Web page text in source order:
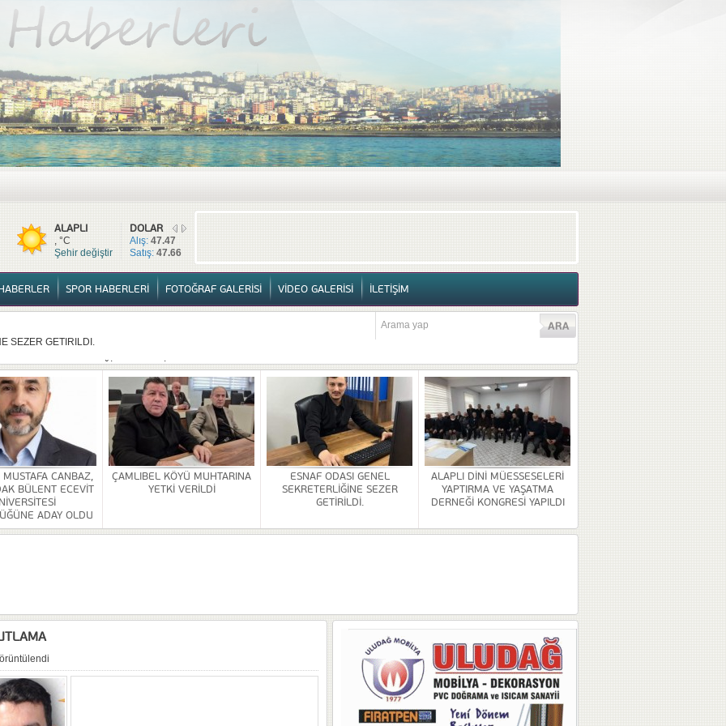
TÜM HABERLER YURTTAN HABERLER SPOR HABERLERİ FOTOĞRAF GALERİSİ VİDEO GALERİSİ İLETİŞİM
DOLAR
Alış:47.47
Satış:47.66
ALAPLI
, °C
Şehir değiştir
SPOR HABERLERİ FOTOĞRAF GALERİSİ VİDEO GALERİSİ İLETİŞİM
SONA ERDİ
KALDIRILDI
DÜZENLENDİ
BİNASİ YAPILACAK
MUSTAFA CANBAZ,
BÜLENT ECEVİT
ADAY OLDU
ÇAMLIBEL KÖYÜ MUHTARINA
YETKİ VERİLDİ
ESNAF ODASI GENEL
SEKRETERLİĞİNE SEZER
GETİRİLDİ.
ALAPLI DİNİ MÜESSESELERİ
YAPTIRMA VE YAŞATMA
DERNEĞİ KONGRESİ YAPILDI